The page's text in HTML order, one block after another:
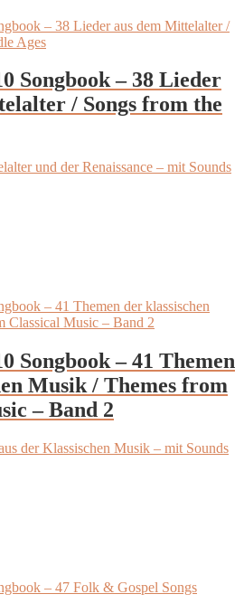
Songbook – 38 Lieder
/ Songs from the
und der Renaissance – mit Sounds
Songbook – 41 Themen
Musik / Themes from
– Band 2
der Klassischen Musik – mit Sounds